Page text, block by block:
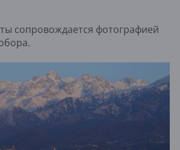
сопровождается фотографией